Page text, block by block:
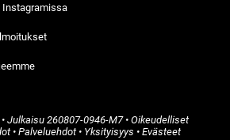
Instagramissa
• Julkaisu260807-0946-M7•Oikeudelliset
•Palveluehdot• Yksityisyys •Evästeet